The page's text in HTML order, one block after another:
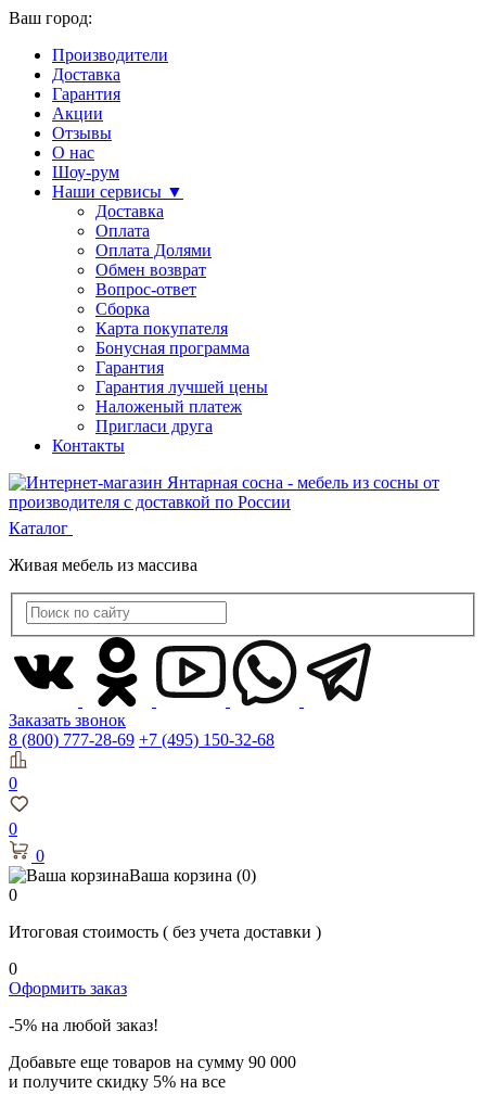
Ваш город:
Производители
Доставка
Гарантия
Акции
Отзывы
О нас
Шоу-рум
Наши сервисы ▼
Доставка
Оплата
Оплата Долями
Обмен возврат
Вопрос-ответ
Сборка
Карта покупателя
Бонусная программа
Гарантия
Гарантия лучшей цены
Наложеный платеж
Пригласи друга
Контакты
Каталог
Живая мебель из массива
Заказать звонок
8 (800) 777-28-69 +7 (495) 150-32-68
0
0
0
Ваша корзина (0)
0
Итоговая стоимость ( без учета доставки )
0
Оформить заказ
-5% на любой заказ!
Добавьте еще товаров на сумму 90 000
и получите скидку 5% на все